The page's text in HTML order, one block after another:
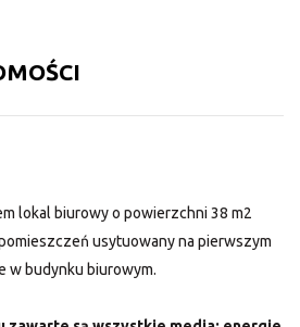
lokal biurowy o powierzchni 38 m2
usytuowany na pierwszym
w budynku biurowym.